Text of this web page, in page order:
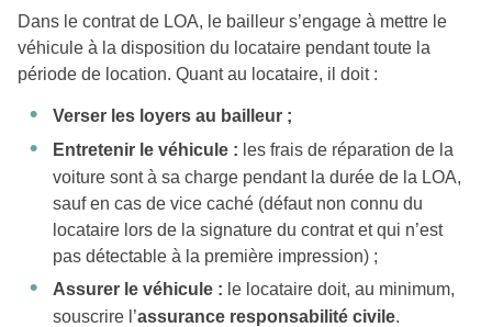
Dans le contrat de LOA, le bailleur s’engage à mettre le
véhicule à la disposition du locataire pendant toute la
période de location. Quant au locataire, il doit :
Verser les loyers au bailleur ;
Entretenir le véhicule : les frais de réparation de la
voiture sont à sa charge pendant la durée de la LOA,
sauf en cas de vice caché (défaut non connu du
locataire lors de la signature du contrat et qui n’est
pas détectable à la première impression) ;
Assurer le véhicule : le locataire doit, au minimum,
souscrire l’assurance responsabilité civile.